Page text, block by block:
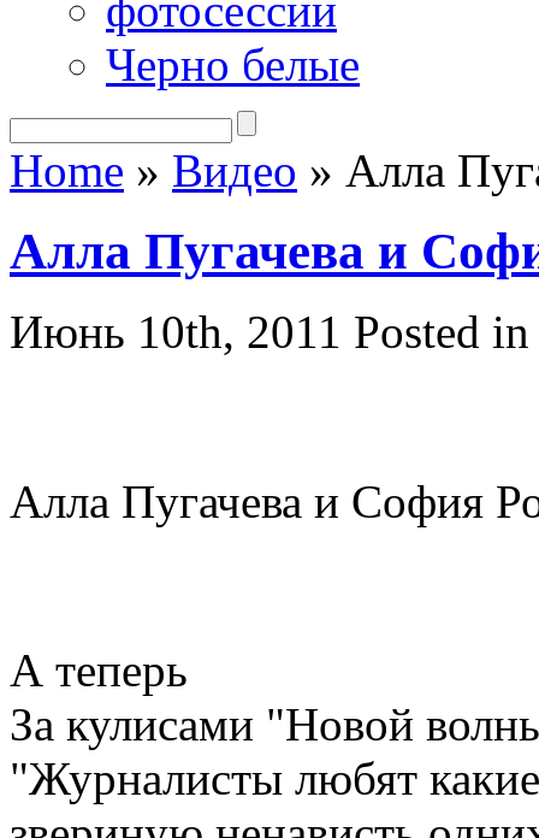
Черно белые
Home » Видео » Алла
Алла Пугачева и
Июнь 10th, 2011 Posted
Алла Пугачева и София
А теперь
За кулисами "Новой
"Журналисты любят